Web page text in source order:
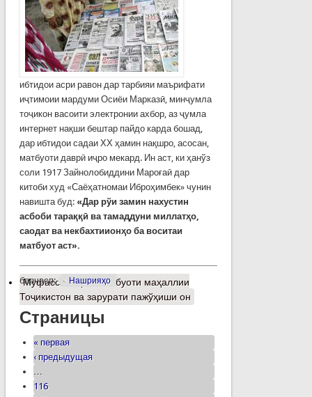
ибтидои асри равон дар тарбияи маърифати
иҷтимоии мардуми Осиёи Марказӣ, минҷумла
тоҷикон васоити электронии ахбор, аз ҷумла
интернет нақши бештар пайдо карда бошад,
дар ибтидои садаи ХХ ҳамин нақшро, асосан,
матбуоти даврӣ иҷро мекард. Ин аст, ки ҳанўз
соли 1917 Зайнолобиддини Мароғаӣ дар
китоби худ «Саёҳатномаи Иброҳимбек» чунин
навишта буд: «Дар рўи замин нахустин
асбоби тараққӣ ва тамаддуни миллатҳо,
саодат ва некбахтиионҳо ба воситаи
матбуот аст».
барчасп: Нашрияҳо
Муфассалтаро Матбуоти маҳаллии
Тоҷикистон ва зарурати пажўҳиши он
Страницы
« первая
‹ предыдущая
…
116